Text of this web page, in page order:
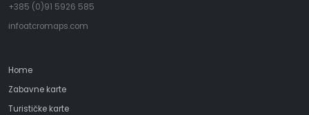
+385 (0)91 5926 585
infoatcromaps.com
Home
Zabavne karte
Turističke karte